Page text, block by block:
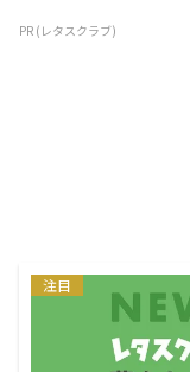
PR (レタスクラブ)
注目